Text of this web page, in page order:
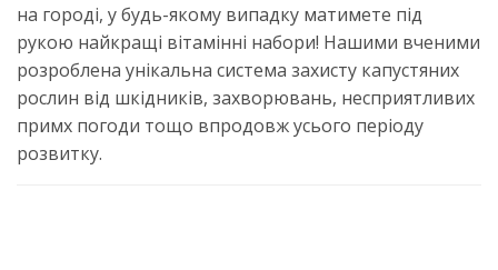
на городі, у будь-якому випадку матимете під
рукою найкращі вітамінні набори! Нашими вченими
розроблена унікальна система захисту капустяних
рослин від шкідників, захворювань, несприятливих
примх погоди тощо впродовж усього періоду
розвитку.